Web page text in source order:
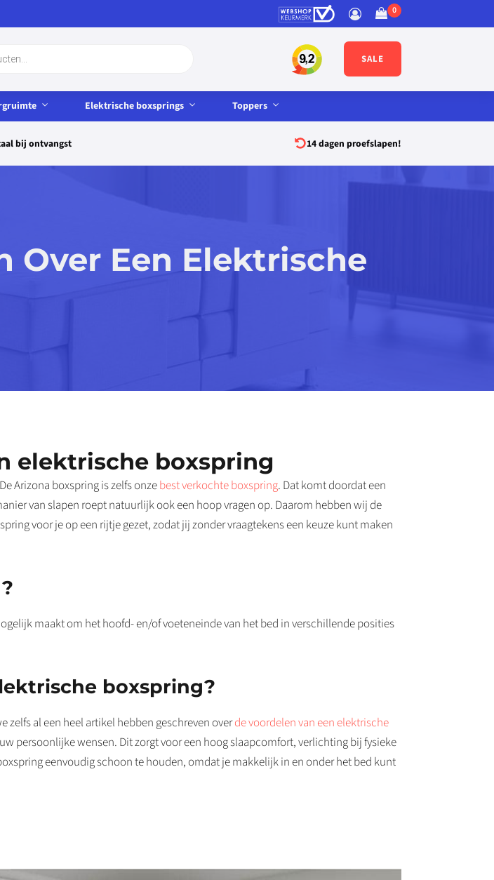
SALE
Elektrische boxsprings Toppers
bij ontvangst 14 dagen proefslapen!
Over Een Elektrische
elektrische boxspring
Arizona boxspring is zelfs onzebest verkochte boxspring. Dat komt doordat een
van slapen roept natuurlijk ook een hoop vragen op. Daarom hebben wij de
voor je op een rijtje gezet, zodat jij zonder vraagtekens een keuze kunt maken
maakt om het hoofd- en/of voeteneinde van het bed in verschillende posities
boxspring?
al een heel artikel hebben geschreven overde voordelen van een elektrische
persoonlijke wensen. Dit zorgt voor een hoog slaapcomfort, verlichting bij fysieke
eenvoudig schoon te houden, omdat je makkelijk in en onder het bed kunt